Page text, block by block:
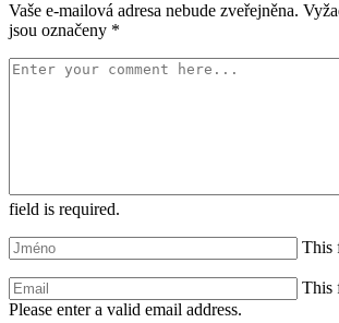
Vaše e-mailová adresa nebude zveřejněna.
jsou označeny *
field is required.
This
This
Please enter a valid email address.